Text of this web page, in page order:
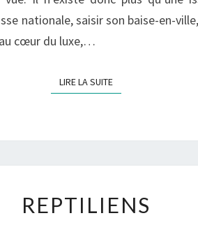
nationale, saisir son baise-en-
cœur du luxe,…
LIRE LA SUITELIRE LA SUITE
REPTILIENS